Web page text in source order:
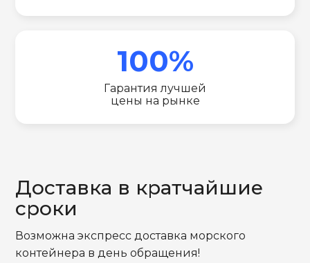
100%
Гарантия лучшей
цены на рынке
Доставка в кратчайшие
сроки
Возможна экспресс доставка морского
контейнера в день обращения!